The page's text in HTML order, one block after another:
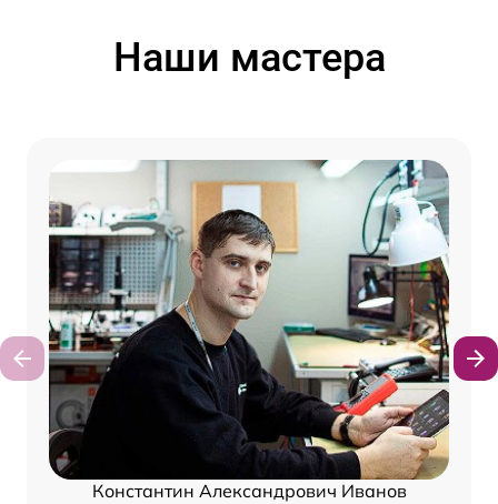
Наши мастера
Константин Александрович Иванов